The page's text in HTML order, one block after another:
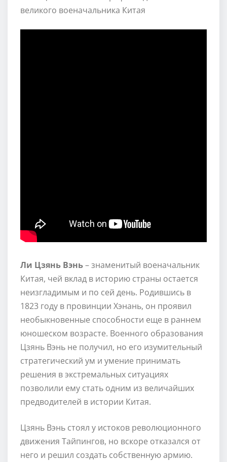
Ли Цзянь Вэнь– знаменитый военачальник
Китая, чей вклад в историю страны остается
неизгладимым и по сей день. Родившись в
1823 году в провинции Хэнань, он проявил
необыкновенные способности еще в раннем
юношеском возрасте. Военного образования
Цзянь Вэнь не получил, но его изумительный
стратегический ум и умение принимать
решения в экстремальных ситуациях
позволили ему стать одним из величайших
предводителей в истории Китая.
Цзянь Вэнь стоял у истоков революционного
движения Тайпингов, но вскоре отказался от
него и решил создать собственную армию.